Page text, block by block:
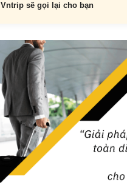
Vntrip sẽ gọi lại cho bạn